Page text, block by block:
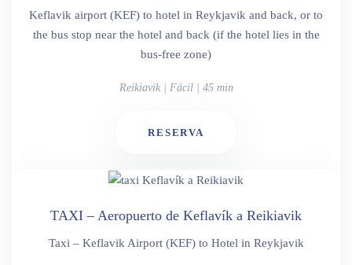
Keflavik airport (KEF) to hotel in Reykjavik and back, or to
the bus stop near the hotel and back (if the hotel lies in the
bus-free zone)
Reikiavik | Fácil | 45 min
RESERVA
TAXI – Aeropuerto de Keflavík a Reikiavik
Taxi – Keflavik Airport (KEF) to Hotel in Reykjavik